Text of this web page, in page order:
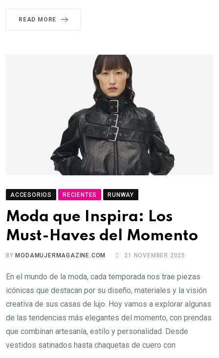
READ MORE
ACCESORIOS RECIENTES RUNWAY
Moda que Inspira: Los
Must-Haves del Momento
BY MODAMUJERMAGAZINE.COM 21 NOVEMBER 2025
En el mundo de la moda, cada temporada nos trae piezas
icónicas que destacan por su diseño, materiales y la visión
creativa de sus casas de lujo. Hoy vamos a explorar algunas
de las tendencias más elegantes del momento, con prendas
que combinan artesanía, estilo y personalidad. Desde
vestidos satinados hasta chaquetas de cuero con